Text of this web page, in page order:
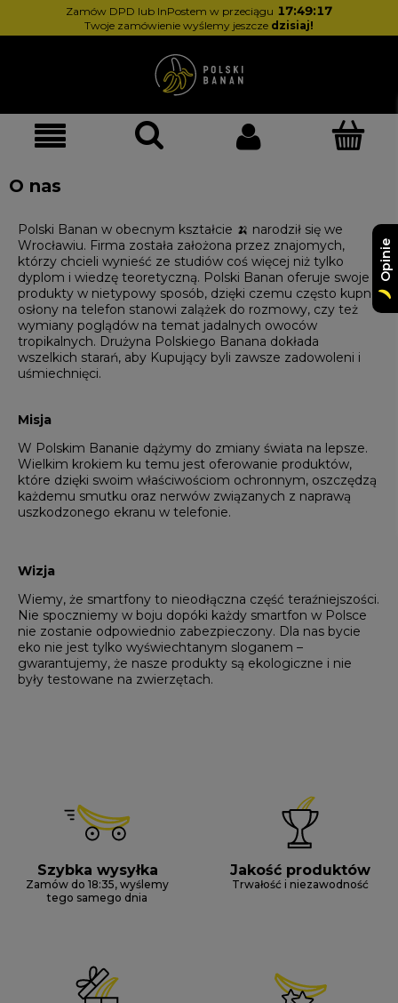
Zamów DPD lub InPostem w przeciągu 17:49:17
Twoje zamówienie wyślemy jeszcze dzisiaj!
O nas
Polski Banan w obecnym kształcie 🍌 narodził się we
Wrocławiu. Firma została założona przez znajomych,
którzy chcieli wynieść ze studiów coś więcej niż tylko
dyplom i wiedzę teoretyczną. Polski Banan oferuje swoje
produkty w nietypowy sposób, dzięki czemu często kupno
osłony na telefon stanowi zalążek do rozmowy, czy też
wymiany poglądów na temat jadalnych owoców
tropikalnych. Drużyna Polskiego Banana dokłada
wszelkich starań, aby Kupujący byli zawsze zadowoleni i
uśmiechnięci.
Misja
W Polskim Bananie dążymy do zmiany świata na lepsze.
Wielkim krokiem ku temu jest oferowanie produktów,
które dzięki swoim właściwościom ochronnym, oszczędzą
każdemu smutku oraz nerwów związanych z naprawą
uszkodzonego ekranu w telefonie.
Wizja
Wiemy, że smartfony to nieodłączna część teraźniejszości.
Nie spoczniemy w boju dopóki każdy smartfon w Polsce
nie zostanie odpowiednio zabezpieczony. Dla nas bycie
eko nie jest tylko wyświechtanym sloganem –
gwarantujemy, że nasze produkty są ekologiczne i nie
były testowane na zwierzętach.
Szybka wysyłka
Zamów do 18:35, wyślemy
tego samego dnia
Jakość produktów
Trwałość i niezawodność
Opinie